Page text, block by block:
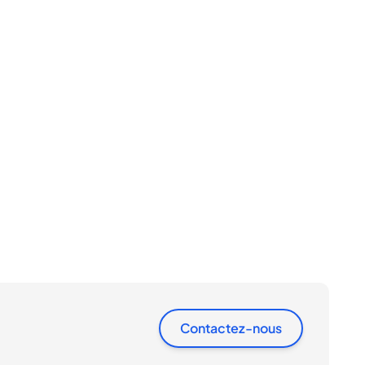
Contactez-nous